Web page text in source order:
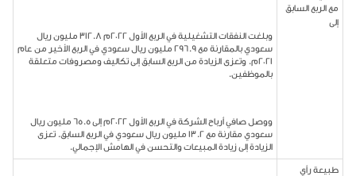
مع الربع السابق
إلى
وبلغت النفقات التشغيلية في الربع الأول 2022م 312.8 مليون ريال
سعودي بالمقارنة مع 296.9 مليون ريال سعودي في الربع الأخير من عام
2021م. وتعزى الزيادة من الربع السابق إلى تكاليف ومصروفات متعلقة
بالموظفين.
ووصل صافي أرباح الشركة في الربع الأول 2022م إلى 65.5 مليون ريال
سعودي مقارنة مع 13.2 مليون ريال سعودي في الربع السابق. تعزى
الزيادة إلى زيادة المبيعات والتحسن في الهامش الإجمالي.
طبيعة رأي